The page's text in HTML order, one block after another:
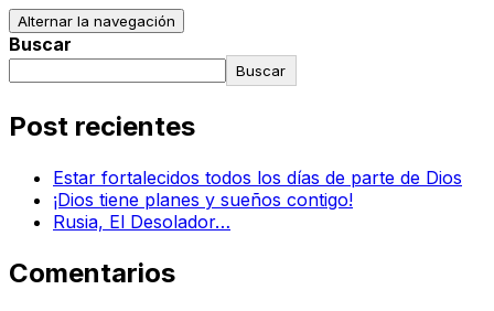
Alternar la navegación
Buscar
Buscar
Post recientes
Estar fortalecidos todos los días de parte de Dios
¡Dios tiene planes y sueños contigo!
Rusia, El Desolador…
Comentarios